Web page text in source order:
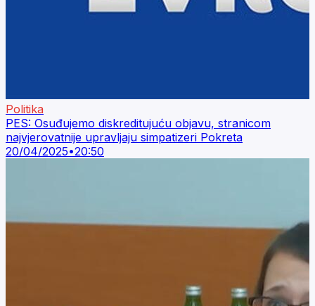
Politika
PES: Osuđujemo diskreditujuću objavu, stranicom
najvjerovatnije upravljaju simpatizeri Pokreta
20/04/2025•20:50